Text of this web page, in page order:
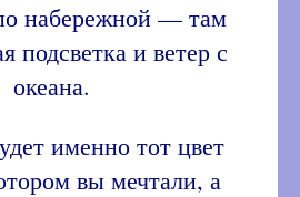
набережной — там
подсветка и ветер с
океана.
именно тот цвет
вы мечтали, а